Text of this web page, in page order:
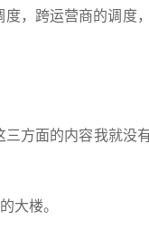
，跨运营商的调度
方面的内容我就没
大楼。